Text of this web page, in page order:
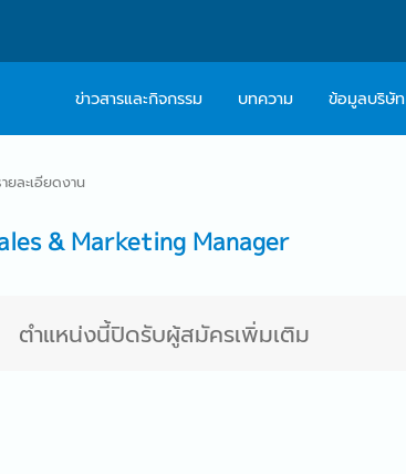
ข่าวสารและกิจกรรม บทความ ข้อมูลบริษัท
ยละเอียดงาน
& Marketing Manager
ตำแหน่งนี้ปิดรับผู้สมัครเพิ่มเติม